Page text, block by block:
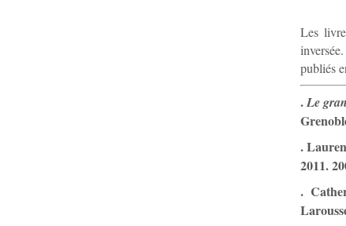
Les
publiés
.Le
.
2011.
.